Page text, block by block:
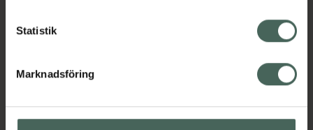
Statistik
Marknadsföring
datorn. Oavsett vem du är så är det vårt uppdrag att
hjälpa just dig att må lite bättre. Välkommen att prata